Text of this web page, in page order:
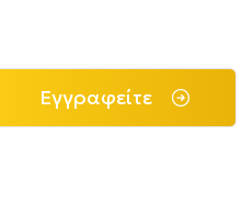
Εγγραφείτε